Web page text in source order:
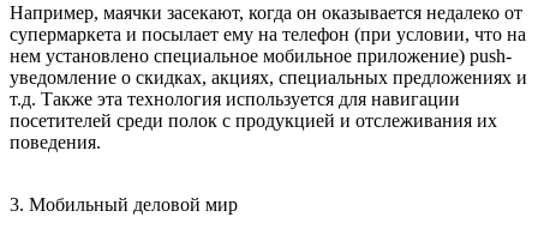
Например, маячки засекают, когда он оказывается недалеко от
супермаркета и посылает ему на телефон (при условии, что на
нем установлено специальное мобильное приложение) push-
уведомление о скидках, акциях, специальных предложениях и
т.д. Также эта технология используется для навигации
посетителей среди полок с продукцией и отслеживания их
поведения.
3. Мобильный деловой мир